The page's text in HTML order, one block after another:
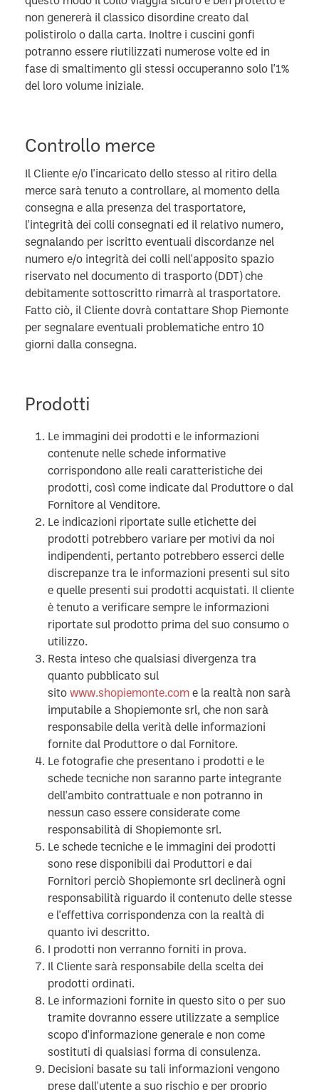
non genererà il classico disordine creato dal
polistirolo o dalla carta.
Inoltre i cuscini gonfi
potranno essere riutilizzati numerose volte ed in
fase di smaltimento gli stessi occuperanno solo l'1%
del loro volume iniziale.
Controllo merce
Il Cliente e/o l'incaricato dello stesso al ritiro della
merce sarà tenuto a controllare, al momento della
consegna e alla presenza del trasportatore,
l'integrità dei colli consegnati ed il relativo numero,
segnalando per iscritto eventuali discordanze nel
numero e/o integrità dei colli nell'apposito spazio
riservato nel documento di trasporto (DDT) che
debitamente sottoscritto rimarrà al trasportatore.
Fatto ciò, il Cliente dovrà contattare Shop Piemonte
per segnalare eventuali problematiche entro 10
giorni dalla consegna.
Prodotti
Le immagini dei prodotti e le informazioni
contenute nelle schede informative
corrispondono alle reali caratteristiche dei
prodotti, così come indicate dal Produttore o dal
Fornitore al Venditore.
Le indicazioni riportate sulle etichette dei
prodotti potrebbero variare per motivi da noi
indipendenti, pertanto potrebbero esserci delle
discrepanze tra le informazioni presenti sul sito
e quelle presenti sui prodotti acquistati. Il cliente
è tenuto a verificare sempre le informazioni
riportate sul prodotto prima del suo consumo o
utilizzo.
Resta inteso che qualsiasi divergenza tra
quanto pubblicato sul
sito www.shopiemonte.com e la realtà non sarà
imputabile a Shopiemonte srl, che non sarà
responsabile della verità delle informazioni
fornite dal Produttore o dal Fornitore.
Le fotografie che presentano i prodotti e le
schede tecniche non saranno parte integrante
dell'ambito contrattuale e non potranno in
nessun caso essere considerate come
responsabilità di Shopiemonte srl.
Le schede tecniche e le immagini dei prodotti
sono rese disponibili dai Produttori e dai
Fornitori perciò Shopiemonte srl declinerà ogni
responsabilità riguardo il contenuto delle stesse
e l'effettiva corrispondenza con la realtà di
quanto ivi descritto.
I prodotti non verranno forniti in prova.
Il Cliente sarà responsabile della scelta dei
prodotti ordinati.
Le informazioni fornite in questo sito o per suo
tramite dovranno essere utilizzate a semplice
scopo d'informazione generale e non come
sostituti di qualsiasi forma di consulenza.
Decisioni basate su tali informazioni vengono
prese dall'utente a suo rischio e per proprio